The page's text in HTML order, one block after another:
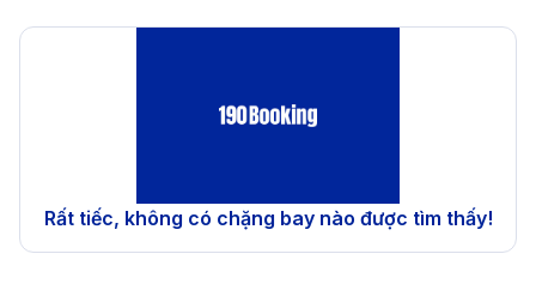
Rất tiếc, không có chặng bay nào được tìm thấy!